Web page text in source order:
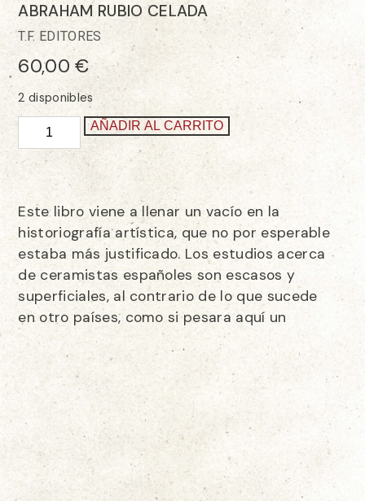
ABRAHAM RUBIO CELADA
T.F. EDITORES
60,00€
2 disponibles
AÑADIR AL CARRITO
Este libro viene a llenar un vacío en la
historiografía artística, que no por esperable
estaba más justificado. Los estudios acerca
de ceramistas españoles son escasos y
superficiales, al contrario de lo que sucede
en otro países, como si pesara aquí un